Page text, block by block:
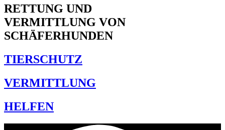
RETTUNG UND
VERMITTLUNG VON
SCHÄFERHUNDEN
TIERSCHUTZ
VERMITTLUNG
HELFEN